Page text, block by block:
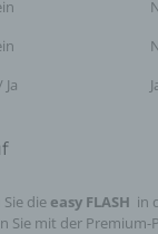
Ja
die easy FLASH in
Sie mit der Premium-